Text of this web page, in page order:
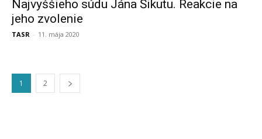
Najvyššieho súdu Jána Šikutu. Reakcie na
jeho zvolenie
TASR - 11. mája 2020
1 2